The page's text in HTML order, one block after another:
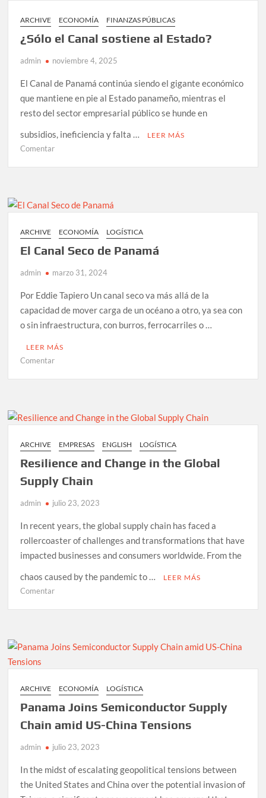
brecha
regional
ingresos
en
ARCHIVE ECONOMÍA FINANZAS PÚBLICAS
¿Sólo el Canal sostiene al Estado?
admin noviembre 4, 2025
El Canal de Panamá continúa siendo el gigante económico
que mantiene en pie al Estado panameño, mientras el
resto del sector empresarial público se hunde en
subsidios, ineficiencia y falta …
LEER MÁS
Comentaren
sostiene
al
ARCHIVE ECONOMÍA LOGÍSTICA
El Canal Seco de Panamá
admin marzo 31, 2024
Por Eddie Tapiero Un canal seco va más allá de la
capacidad de mover carga de un océano a otro, ya sea con
o sin infraestructura, con burros, ferrocarriles o …
LEER MÁS
Comentaren
Panamá
ARCHIVE EMPRESAS ENGLISH LOGÍSTICA
Resilience and Change in the Global
Supply Chain
admin julio 23, 2023
In recent years, the global supply chain has faced a
rollercoaster of challenges and transformations that have
impacted businesses and consumers worldwide. From the
chaos caused by the pandemic to …
LEER MÁS
Comentaren
in
Global
Chain
ARCHIVE ECONOMÍA LOGÍSTICA
Panama Joins Semiconductor Supply
Chain amid US-China Tensions
admin julio 23, 2023
In the midst of escalating geopolitical tensions between
the United States and China over the potential invasion of